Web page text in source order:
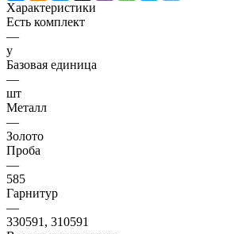
Характеристики
Есть комплект
—
y
Базовая единица
—
шт
Металл
—
Золото
Проба
—
585
Гарнитур
—
330591, 310591